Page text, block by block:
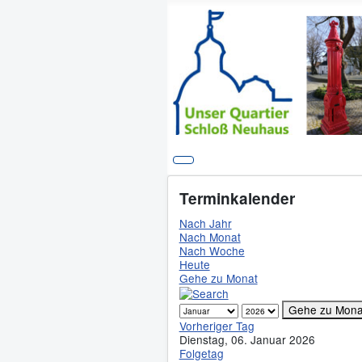
Terminkalender
Nach Jahr
Nach Monat
Nach Woche
Heute
Gehe zu Monat
Gehe zu
Vorheriger Tag
Dienstag, 06. Januar 2026
Folgetag